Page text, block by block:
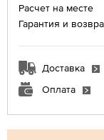
Расчет на месте
Гарантия и
Доставка
Оплата